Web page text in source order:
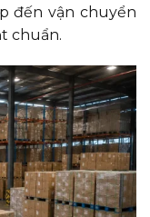
đến vận chuyển
chuẩn.